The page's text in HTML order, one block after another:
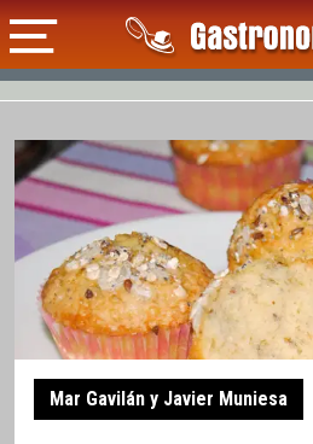
Mar Gavilán y Javier Muniesa